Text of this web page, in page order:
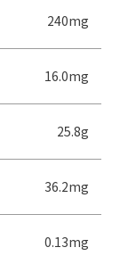
240mg
16.0mg
25.8g
36.2mg
0.13mg